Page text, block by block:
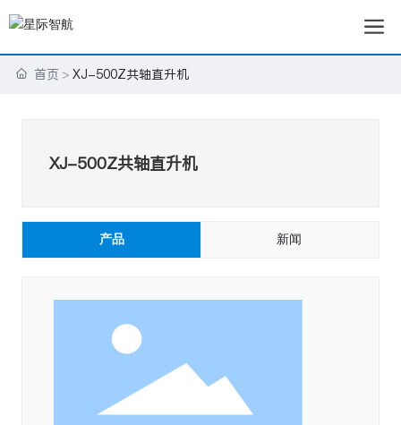
首页 XJ-500Z共轴直升机
XJ-500Z共轴直升机
产品 新闻